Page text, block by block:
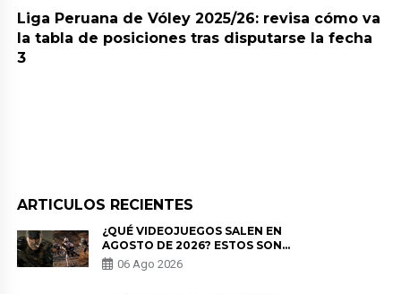
Liga Peruana de Vóley 2025/26: revisa cómo va
la tabla de posiciones tras disputarse la fecha
3
ARTICULOS RECIENTES
¿QUÉ VIDEOJUEGOS SALEN EN
AGOSTO DE 2026? ESTOS SON
LOS ESTRENOS MÁS ESPERADOS
06 Ago 2026